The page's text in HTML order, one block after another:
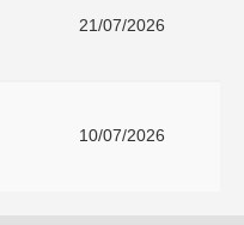
21/07/2026
10/07/2026